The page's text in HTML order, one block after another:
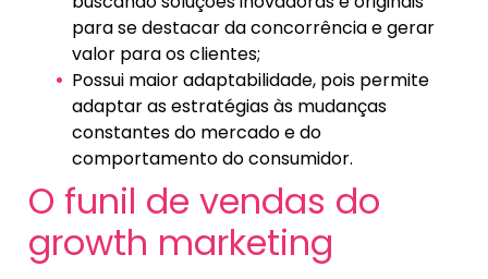
para se destacar da concorrência e gerar
valor para os clientes;
Possui maior adaptabilidade, pois permite
adaptar as estratégias às mudanças
constantes do mercado e do
comportamento do consumidor.
O funil de vendas do
growth marketing